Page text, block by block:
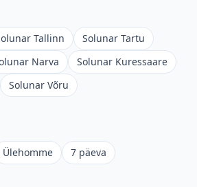
Tallinn
Solunar Tartu
Narva
Solunar Kuressaare
Solunar Võru
Ülehomme 7 päeva